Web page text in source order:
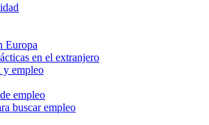
Europa
en el extranjero
y empleo
empleo
buscar empleo